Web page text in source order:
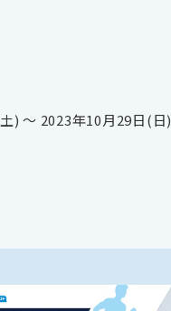
) 〜 2023年10月29日(日)